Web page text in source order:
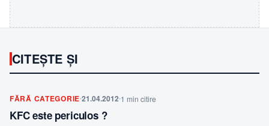
CITEȘTE ȘI
FĂRĂ CATEGORIE21.04.2012 1 min citire
KFC este periculos ?